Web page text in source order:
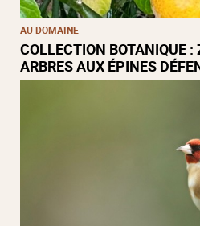
AU DOMAINE
COLLECTION BOTANIQUE :
ARBRES AUX ÉPINES